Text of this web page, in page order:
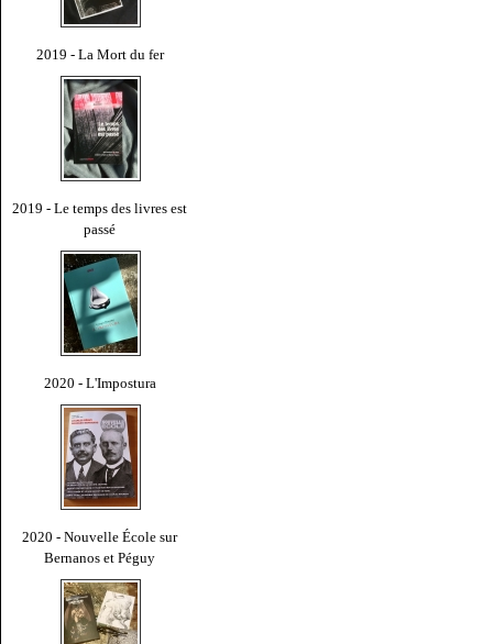
2019 - La Mort du fer
2019 - Le temps des livres est
passé
2020 - L'Impostura
2020 - Nouvelle École sur
Bernanos et Péguy